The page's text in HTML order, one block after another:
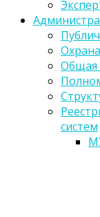
Общая
систем